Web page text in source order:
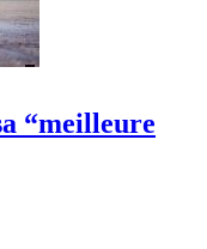
“meilleure